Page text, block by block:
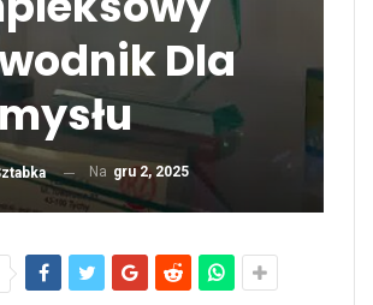
Dla
Na gru 2, 2025